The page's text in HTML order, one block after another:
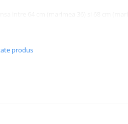
cu elasticul neintins):
produs